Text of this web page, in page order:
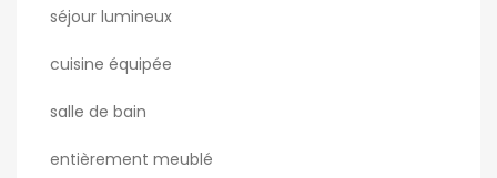
séjour lumineux
cuisine équipée
salle de bain
entièrement meublé